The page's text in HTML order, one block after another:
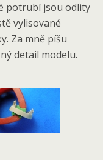
potrubí jsou odlity
vylisované
Za mně píšu
detail modelu.